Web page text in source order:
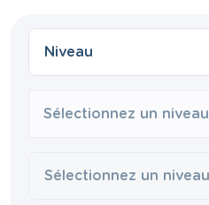
Sélectionnez un niveau